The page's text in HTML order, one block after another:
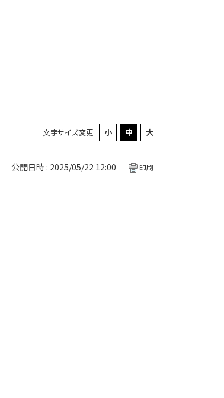
文字サイズ変更
公開日時 : 2025/05/22 12:00 印刷